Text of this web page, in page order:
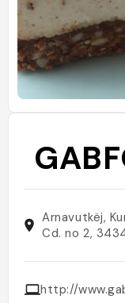
Arnavutkëj,
Cd. no 2,
http://